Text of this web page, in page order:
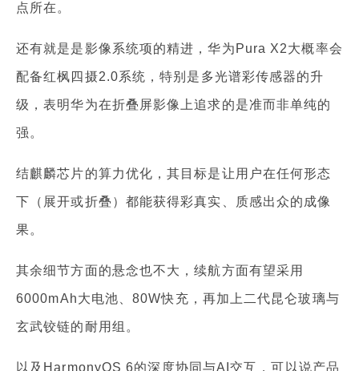
点所在。
还有就是是影像系统项的精进，华为Pura X2大概率会
配备红枫四摄2.0系统，特别是多光谱彩传感器的升
级，表明华为在折叠屏影像上追求的是准而非单纯的
强。
结麒麟芯片的算力优化，其目标是让用户在任何形态
下（展开或折叠）都能获得彩真实、质感出众的成像
果。
其余细节方面的悬念也不大，续航方面有望采用
6000mAh大电池、80W快充，再加上二代昆仑玻璃与
玄武铰链的耐用组。
以及HarmonyOS 6的深度协同与AI交互，可以说产品